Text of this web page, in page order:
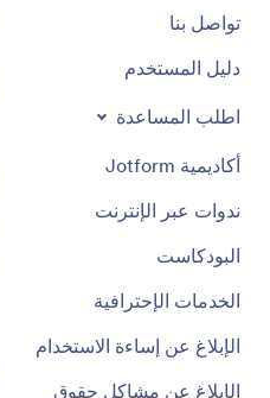
تواصل بنا
دليل المستخدم
اطلب المساعدة
أكاديمية Jotform
ندوات عبر الإنترنت
البودكاست
الخدمات الإحترافية
الإبلاغ عن إساءة الاستخدام
الإبلاغ عن مشاكل حقوق